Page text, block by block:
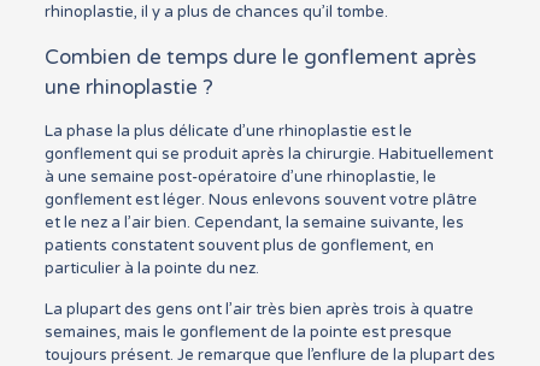
rhinoplastie, il y a plus de chances qu’il tombe.
Combien de temps dure le gonflement après
une rhinoplastie ?
La phase la plus délicate d’une rhinoplastie est le
gonflement qui se produit après la chirurgie. Habituellement
à une semaine post-opératoire d’une rhinoplastie, le
gonflement est léger. Nous enlevons souvent votre plâtre
et le nez a l’air bien. Cependant, la semaine suivante, les
patients constatent souvent plus de gonflement, en
particulier à la pointe du nez.
La plupart des gens ont l’air très bien après trois à quatre
semaines, mais le gonflement de la pointe est presque
toujours présent. Je remarque que l’enflure de la plupart des